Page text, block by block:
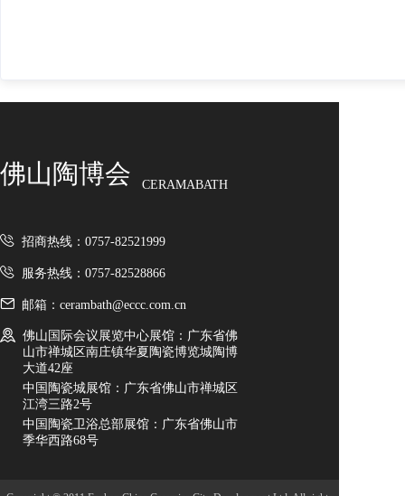
佛山陶博会 CERAMABATH
招商热线：0757-82521999
服务热线：0757-82528866
邮箱：cerambath@eccc.com.cn
佛山国际会议展览中心展馆：广东省佛
山市禅城区南庄镇华夏陶瓷博览城陶博
大道42座
中国陶瓷城展馆：广东省佛山市禅城区
江湾三路2号
中国陶瓷卫浴总部展馆：广东省佛山市
季华西路68号